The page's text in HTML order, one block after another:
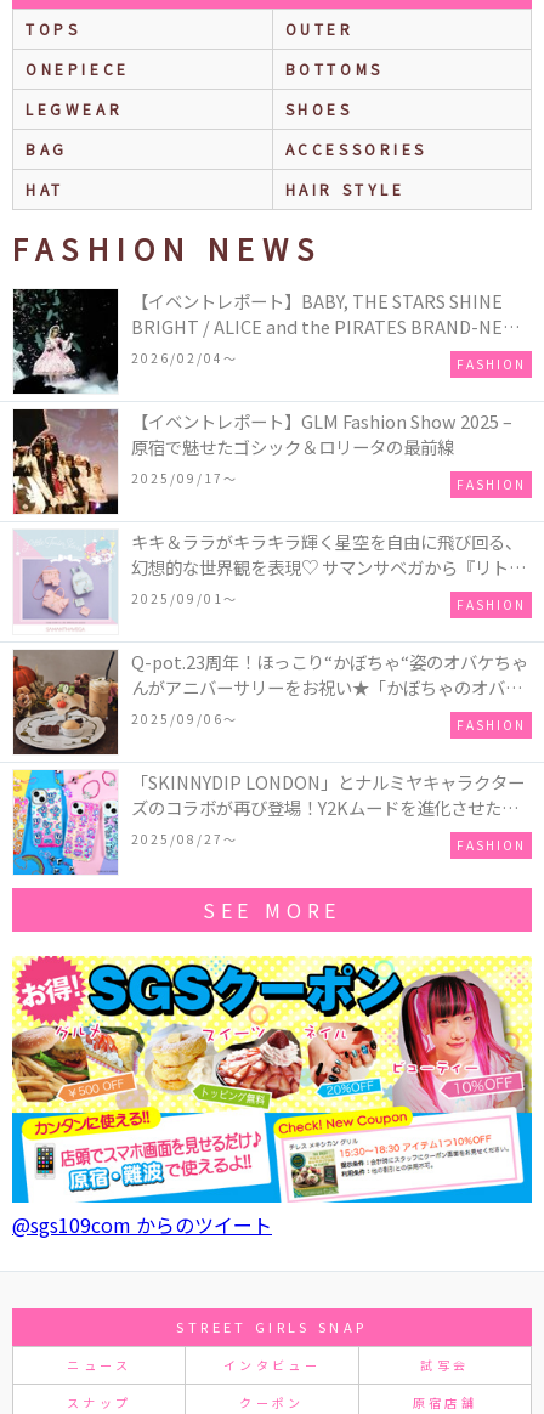
TOPS
OUTER
ONEPIECE
BOTTOMS
LEGWEAR
SHOES
BAG
ACCESSORIES
HAT
HAIR STYLE
FASHION NEWS
【イベントレポート】BABY, THE STARS SHINE
BRIGHT / ALICE and the PIRATES BRAND-NEW
COLLECTION in TOKYO
2026/02/04〜 FASHION
【イベントレポート】GLM Fashion Show 2025 –
原宿で魅せたゴシック＆ロリータの最前線
2025/09/17〜 FASHION
キキ＆ララがキラキラ輝く星空を自由に飛び回る、
幻想的な世界観を表現♡ サマンサベガから『リトル
ツインスターズ』50周年アニバーサリーイヤー』を
2025/09/01〜 FASHION
Q-pot.23周年！ほっこり“かぼちゃ“姿のオバケちゃ
んがアニバーサリーをお祝い★「かぼちゃのオバケ
ーキアクセサリー」が新発売！Q-pot CAFE.では
「かぼちゃのオバケーキプレート」も登場
2025/09/06〜 FASHION
「SKINNYDIP LONDON」とナルミヤキャラクター
ズのコラボが再び登場！Y2Kムードを進化させた新
作コレクションを発売♪
2025/08/27〜 FASHION
SEE MORE
@sgs109com からのツイート
STREET GIRLS SNAP
ニュース インタビュー 試写会
スナップ クーポン 原宿店舗